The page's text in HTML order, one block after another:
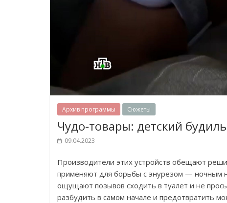
Архив программы Сюжеты
Чудо-товары: детский
09.04.2023
Производители этих устройств обещают
применяют для борьбы с энурезом — ночным
ощущают позывов сходить в туалет и не
разбудить в самом начале и предотвратить